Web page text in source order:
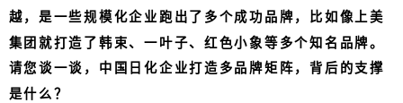
越，是一些规模化企业跑出了多个成功品牌，比如像上美
集团就打造了韩束、一叶子、红色小象等多个知名品牌。
请您谈一谈，中国日化企业打造多品牌矩阵，背后的支撑
是什么？